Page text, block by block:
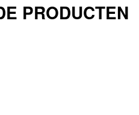
PRODUCTEN